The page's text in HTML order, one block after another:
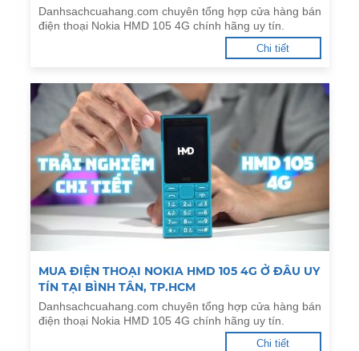
Danhsachcuahang.com chuyên tổng hợp cửa hàng bán
điện thoại Nokia HMD 105 4G chính hãng uy tín.
Chi tiết
MUA ĐIỆN THOẠI NOKIA HMD 105 4G Ở ĐÂU UY
TÍN TẠI BÌNH TÂN, TP.HCM
Danhsachcuahang.com chuyên tổng hợp cửa hàng bán
điện thoại Nokia HMD 105 4G chính hãng uy tín.
Chi tiết